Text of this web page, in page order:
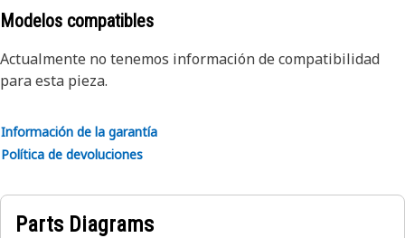
Modelos compatibles
Actualmente no tenemos información de compatibilidad
para esta pieza.
Información de la garantía
Política de devoluciones
Parts Diagrams